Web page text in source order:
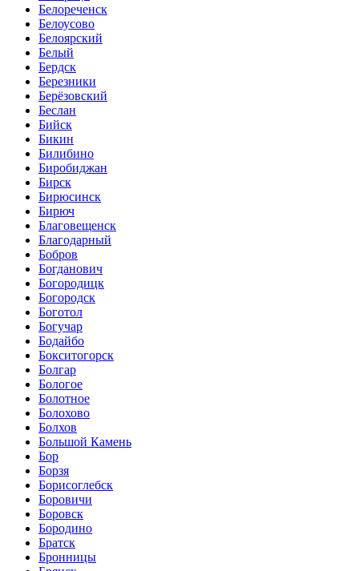
Белореченск
Белоусово
Белоярский
Белый
Бердск
Березники
Берёзовский
Беслан
Бийск
Бикин
Билибино
Биробиджан
Бирск
Бирюсинск
Бирюч
Благовещенск
Благодарный
Бобров
Богданович
Богородицк
Богородск
Боготол
Богучар
Бодайбо
Бокситогорск
Болгар
Бологое
Болотное
Болохово
Болхов
Большой Камень
Бор
Борзя
Борисоглебск
Боровичи
Боровск
Бородино
Братск
Бронницы